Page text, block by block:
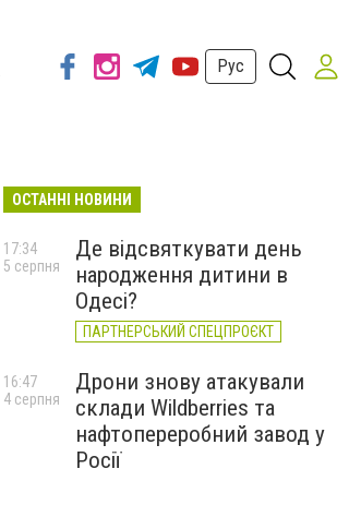
Рус
ОСТАННІ НОВИНИ
Де відсвяткувати день
народження дитини в
Одесі?
ПАРТНЕРСЬКИЙ СПЕЦПРОЄКТ
17:34
5 серпня
Дрони знову атакували
склади Wildberries та
нафтопереробний завод у
Росії
16:47
4 серпня